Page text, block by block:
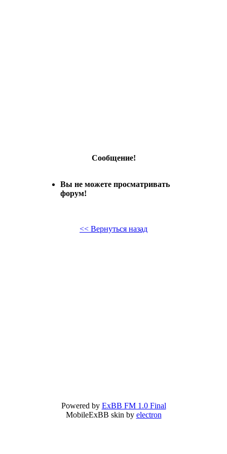
Сообщение!
Вы не можете просматривать
форум!
<< Вернуться назад
Powered by ExBB FM 1.0 Final
MobileExBB skin by electron